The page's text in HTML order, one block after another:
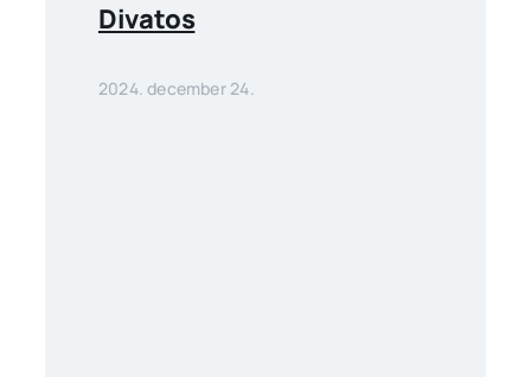
Divatos
2024. december 24.